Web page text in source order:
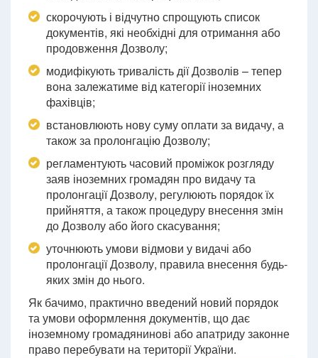
скорочують і відчутно спрощують список
документів, які необхідні для отримання або
продовження Дозволу;
модифікують тривалість дії Дозволів – тепер
вона залежатиме від категорії іноземних
фахівців;
встановлюють нову суму оплати за видачу, а
також за пролонгацію Дозволу;
регламентують часовий проміжок розгляду
заяв іноземних громадян про видачу та
пролонгації Дозволу, регулюють порядок їх
прийняття, а також процедуру внесення змін
до Дозволу або його скасування;
уточнюють умови відмови у видачі або
пролонгації Дозволу, правила внесення будь-
яких змін до нього.
Як бачимо, практично введений новий порядок
та умови оформлення документів, що дає
іноземному громадянинові або апатриду законне
право перебувати на території України.